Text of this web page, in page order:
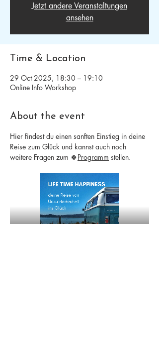
Jetzt andere Veranstaltungen
ansehen
Time & Location
29 Oct 2025, 18:30 – 19:10
Online Info Workshop
About the event
Hier findest du einen sanften Einstieg in deine
Reise zum Glück und kannst auch noch
weitere Fragen zum 🍀Programm stellen.